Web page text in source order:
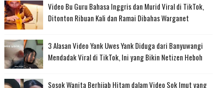
Video Bu Guru Bahasa Inggris dan Murid Viral di TikTok,
Ditonton Ribuan Kali dan Ramai Dibahas Warganet
3 Alasan Video Yank Uwes Yank Diduga dari Banyuwangi
Mendadak Viral di TikTok, Ini yang Bikin Netizen Heboh
Sosok Wanita Berhijab Hitam dalam Video Sok Imut yang